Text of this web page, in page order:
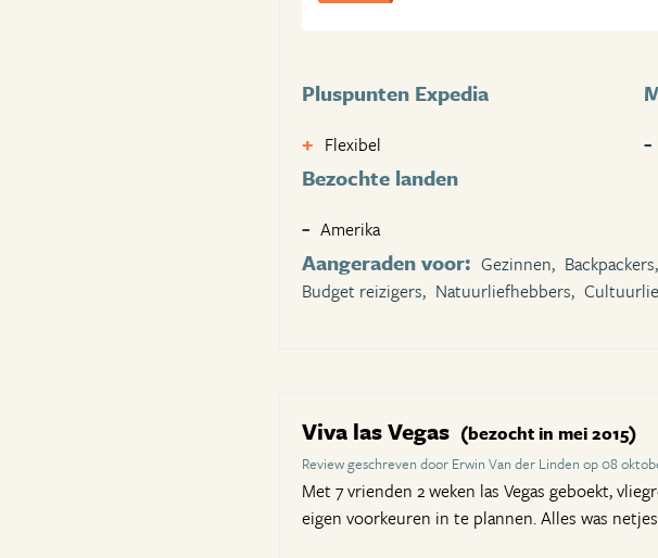
Pluspunten Expedia
Flexibel
Bezochte landen
Amerika
Aangeraden voor: Gezinnen, Backpackers,
Budget reizigers, Natuurliefhebbers,
Viva las Vegas (bezocht in mei 2015)
Review geschreven door Erwin Van der Linden op 08
Met 7 vrienden 2 weken las Vegas geboekt,
eigen voorkeuren in te plannen. Alles was